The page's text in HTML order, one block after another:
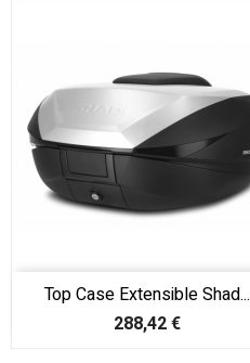
Top Case Extensible Shad...
Prix
288,42 €